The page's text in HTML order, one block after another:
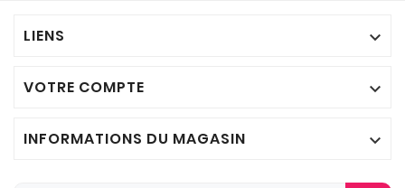
LIENS 
VOTRE COMPTE 
INFORMATIONS DU MAGASIN 